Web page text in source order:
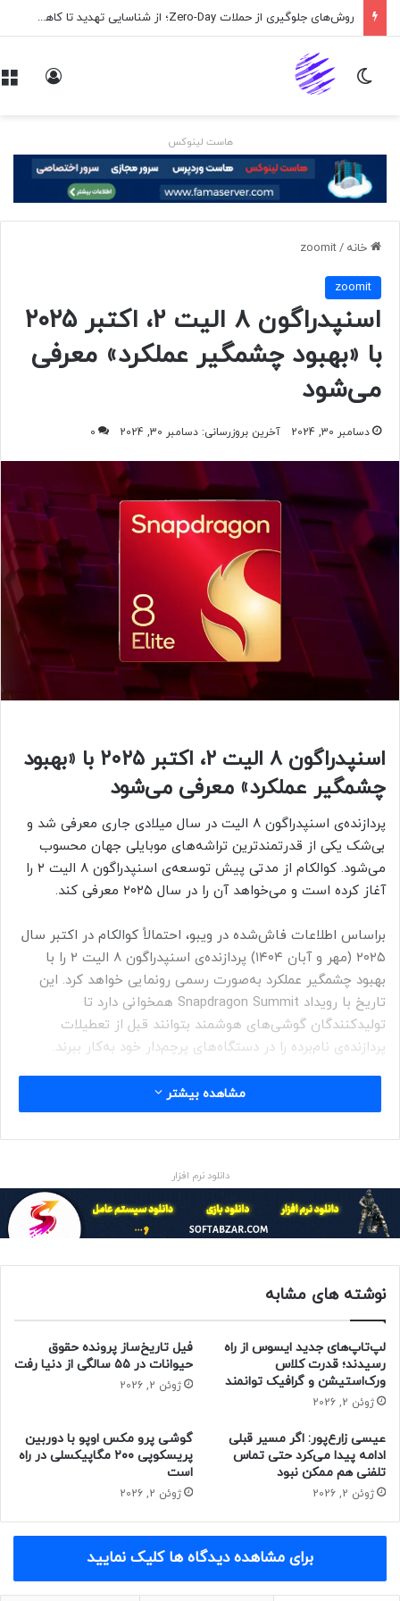
روش‌های جلوگیری از حملات Zero-Day؛ از شناسایی تهدید تا کاهش ریسک
تغییر پوسته
هاست لینوکس
خانه /
zoomit
zoomit
اسنپدراگون ۸ الیت ۲، اکتبر ۲۰۲۵
با «بهبود چشمگیر عملکرد» معرفی
می‌شود
دسامبر 30, 2024 آخرین بروزرسانی: دسامبر 30, 2024 0
اسنپدراگون ۸ الیت ۲، اکتبر ۲۰۲۵ با «بهبود
چشمگیر عملکرد» معرفی می‌شود
پردازنده‌ی اسنپدراگون ۸ الیت در سال میلادی جاری معرفی شد و
بی‌شک یکی از قدرتمندترین تراشه‌های موبایلی جهان محسوب
می‌شود. کوالکام از مدتی پیش توسعه‌ی اسنپدراگون ۸ الیت ۲ را
آغاز کرده است و می‌خواهد آن را در سال ۲۰۲۵ معرفی کند.
براساس اطلاعات فاش‌شده در ویبو، احتمالاً کوالکام در اکتبر سال
۲۰۲۵ (مهر و آبان ۱۴۰۴) پردازنده‌ی اسنپدراگون ۸ الیت ۲ را با
بهبود چشمگیر عملکرد به‌صورت رسمی رونمایی خواهد کرد. این
تاریخ با رویداد Snapdragon Summit همخوانی دارد تا
تولیدکنندگان گوشی‌های هوشمند بتوانند قبل از تعطیلات
پردازنده‌ی نام‌برده را در دستگاه‌های پرچم‌دار خود به‌کار ببرند.
نانومتری پیشرفته‌ی شرکت TSMC (N3P) استفاده شود. فرایند
مورد بحث باعث عملکرد بهتر و مصرف انرژی بهینه‌تر دستگاه‌ها
مقاله‌های مرتبط
گفته می‌شود عملکرد واحد CPU اسنپدراگون ۸ الیت ۲ در مقایسه
با نسل گذشته حدود ۲۰ درصد بهبود پیدا خواهد کرد. عملکرد واحد
GPU هم به‌طور قابل‌ توجهی نسبت‌ به اسنپدراگون ۸ الیت بهتر
خواهد بود؛ هرچند که مقدار آن هنوز مشخص نیست.
مشاهده بیشتر
دانلود نرم افزار
نوشته های مشابه
لپ‌تاپ‌های جدید ایسوس از راه
رسیدند؛ قدرت کلاس
ورک‌استیشن و گرافیک توانمند
ژوئن 2, 2026
فیل تاریخ‌ساز پرونده حقوق
حیوانات در ۵۵ سالگی از دنیا رفت
ژوئن 2, 2026
عیسی زارع‌پور: اگر مسیر قبلی
ادامه پیدا می‌کرد حتی تماس
تلفنی هم ممکن نبود
ژوئن 2, 2026
گوشی پرو مکس اوپو با دوربین
پریسکوپی ۲۰۰ مگاپیکسلی در راه
است
ژوئن 2, 2026
برای مشاهده دیدگاه ها کلیک نمایید